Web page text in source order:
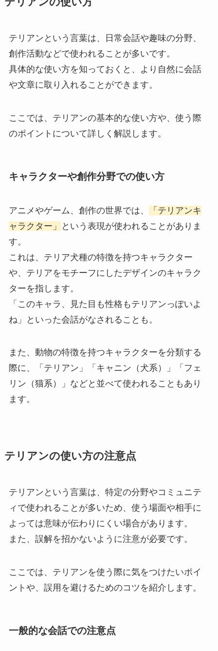
テリアンという言葉は、日常会話や趣味の分野、
創作活動などで使われることが多いです。
具体的な使い方を知っておくと、より自然に会話
や文章に取り入れることができます。
ここでは、テリアンの基本的な使い方や、使う際
のポイントについて詳しく解説します。
キャラクターや創作分野での使い方
アニメやゲーム、創作の世界では、
「テリアンキ
ャラクター」
という表現が使われることがありま
す。
これは、テリア犬種の特徴を持つキャラクター
や、テリアをモチーフにしたデザインのキャラク
ターを指します。
「このキャラ、見た目も性格もテリアンっぽいよ
ね」といった会話がなされることも。
また、動物の特徴を持つキャラクターを分類する
際に、「テリアン」「キャニン（犬系）」「フェ
リン（猫系）」などと並べて使われることもあり
ます。
テリアンの使い方の注意点
テリアンという言葉は、特定の分野やコミュニテ
ィで使われることが多いため、使う場面や相手に
よっては意味が伝わりにくい場合があります。
また、誤解を招かないように注意が必要です。
ここでは、テリアンを使う際に気をつけたいポイ
ントや、誤用を避けるためのコツを紹介します。
一般的な会話での注意点